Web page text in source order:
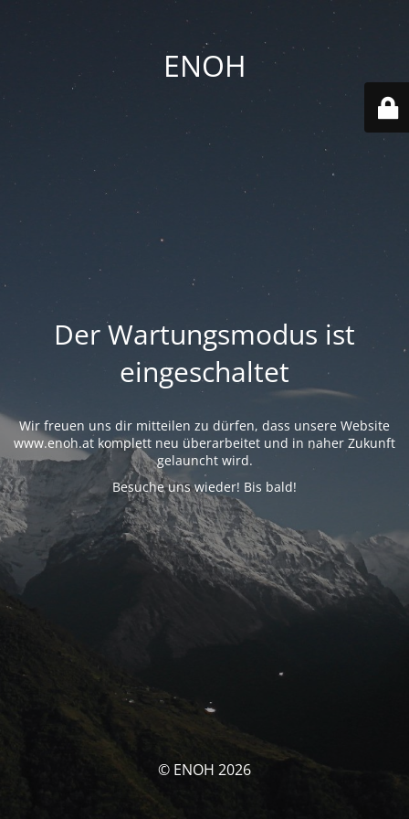
ENOH
Der Wartungsmodus ist
eingeschaltet
Wir freuen uns dir mitteilen zu dürfen, dass unsere Website
www.enoh.at komplett neu überarbeitet und in naher Zukunft
gelauncht wird.
Besuche uns wieder! Bis bald!
© ENOH 2026